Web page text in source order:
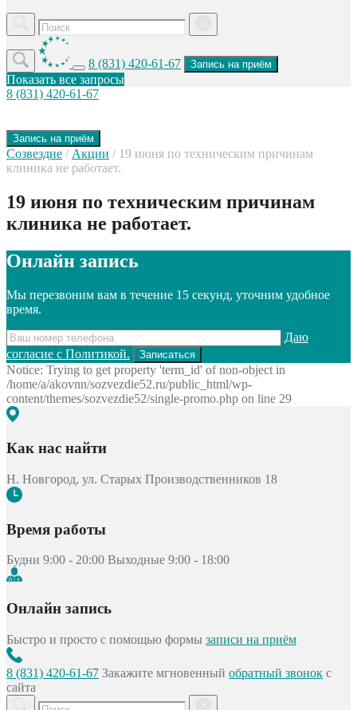
8 (831) 420-61-67 Запись на приём
Показать все запросы
8 (831) 420-61-67
Запись на приём
Созвездие / Акции / 19 июня по техническим причинам
клиника не работает.
19 июня по техническим причинам
клиника не работает.
Онлайн запись
Мы перезвоним вам в течение 15 секунд, уточним удобное
время.
Даю
согласие с Политикой.
Notice: Trying to get property 'term_id' of non-object in
/home/a/akovnn/sozvezdie52.ru/public_html/wp-
content/themes/sozvezdie52/single-promo.php on line 29
Как нас найти
Н. Новгород, ул. Старых Производственников 18
Время работы
Будни 9:00 - 20:00 Выходные 9:00 - 18:00
Онлайн запись
Быстро и просто с помощью формы записи на приём
8 (831) 420-61-67 Закажите мгновенный обратный звонок с
сайта